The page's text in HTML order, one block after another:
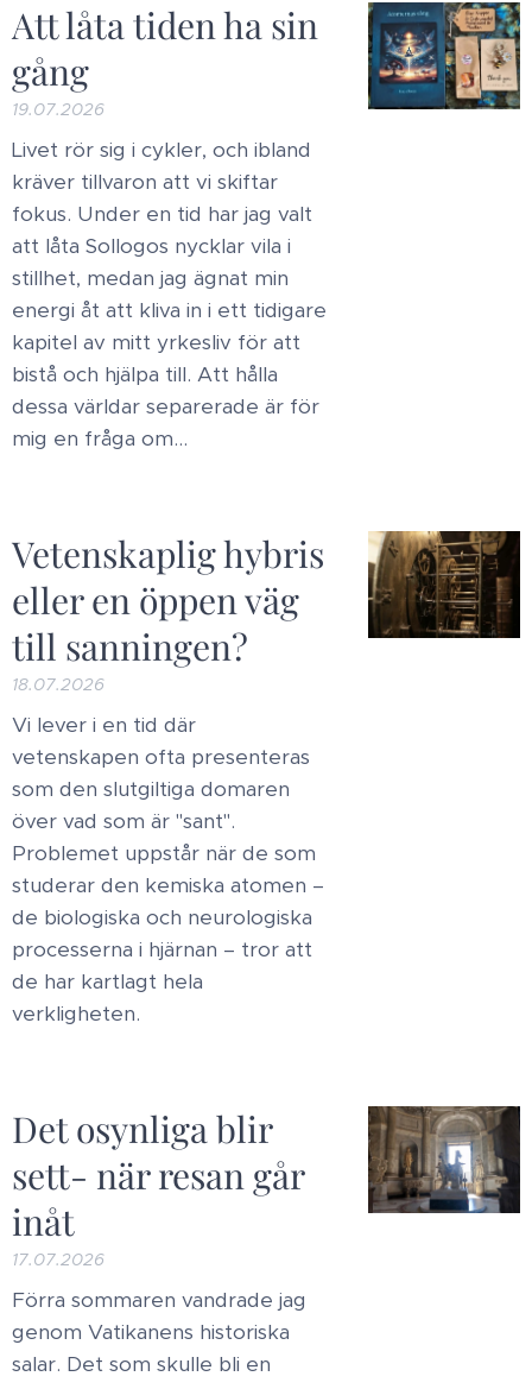
Att låta tiden ha sin
gång
19.07.2026
Livet rör sig i cykler, och ibland
kräver tillvaron att vi skiftar
fokus. Under en tid har jag valt
att låta Sollogos nycklar vila i
stillhet, medan jag ägnat min
energi åt att kliva in i ett tidigare
kapitel av mitt yrkesliv för att
bistå och hjälpa till. Att hålla
dessa världar separerade är för
mig en fråga om...
Vetenskaplig hybris
eller en öppen väg
till sanningen?
18.07.2026
Vi lever i en tid där
vetenskapen ofta presenteras
som den slutgiltiga domaren
över vad som är "sant".
Problemet uppstår när de som
studerar den kemiska atomen –
de biologiska och neurologiska
processerna i hjärnan – tror att
de har kartlagt hela
verkligheten.
Det osynliga blir
sett- när resan går
inåt
17.07.2026
​Förra sommaren vandrade jag
genom Vatikanens historiska
salar. Det som skulle bli en